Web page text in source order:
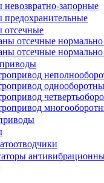
запорные
предохранительные
отсечные
отсечные
отсечные